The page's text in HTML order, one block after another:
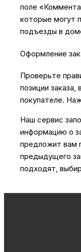
поле
которые могут
подъезды в
Оформление
Проверьте
позиции
покупателе.
Наш сервис
информацию о
предложит вам
предыдущего
подходят,